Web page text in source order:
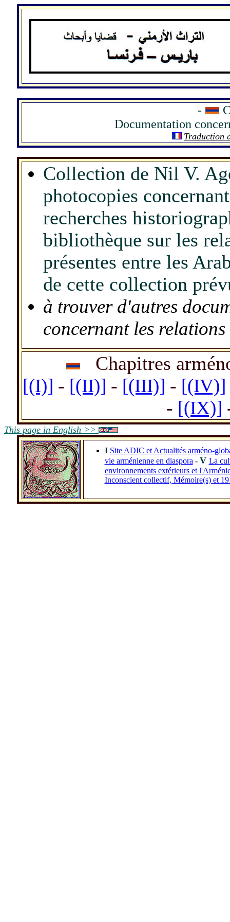
-
Documentation
Traduction
Collection de Nil V.
photocopies
recherches
bibliothèque sur les
présentes entre les
de cette collection
à trouver d'autres
concernant les
Chapitres
[(I)] - [(II)] - [(III)] - [(IV)]
- [(IX)]
This page in English >>
I Site ADIC et Actualités arméno-
vie arménienne en diaspora - V La
environnements extérieurs et
Inconscient collectif, Mémoire(s) et